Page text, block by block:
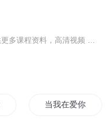
节目开始 当我在爱你的时候